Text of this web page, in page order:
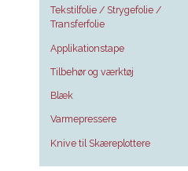
Tekstilfolie / Strygefolie /
Transferfolie
Applikationstape
Tilbehør og værktøj
Blæk
Varmepressere
Knive til Skæreplottere